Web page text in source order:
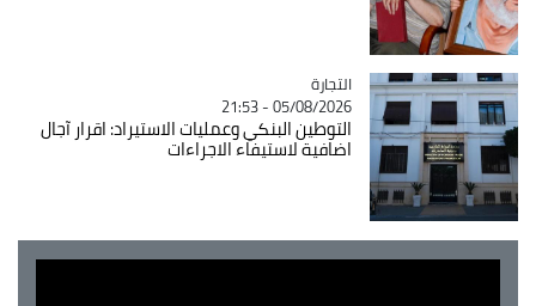
Catégorie
التجارة
05/08/2026 - 21:53
التوطين البنكي وعمليات الاستيراد: اقرار آجال
اضافية لاستيفاء الاجراءات